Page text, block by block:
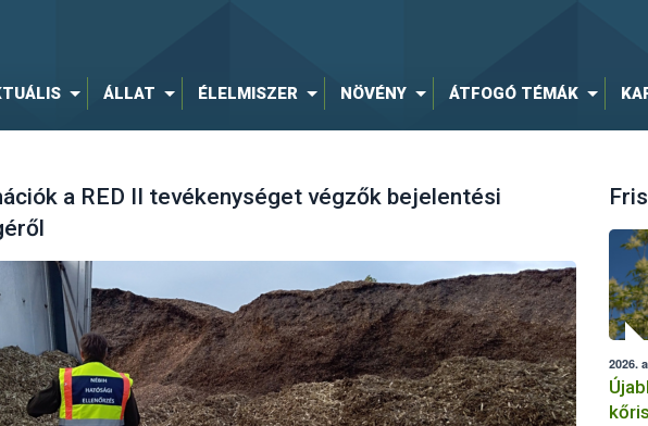
ÁLLAT ÉLELMISZER NÖVÉNY ÁTFOGÓ TÉMÁK
a RED II tevékenységet végzők bejelentési
2026.